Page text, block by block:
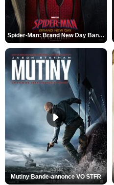
Spider-Man: Brand New Day Bande-annonce VO STFR
Mutiny Bande-annonce VO STFR